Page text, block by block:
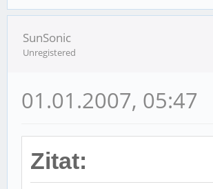
SunSonic
Unregistered
01.01.2007, 05:47
Zitat: